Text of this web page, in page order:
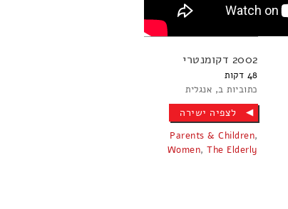
2002 דקומנטרי
48
כתוביות ב אנגלית
לצפיה ישירה
Parents & Children,
Women,The Elderly